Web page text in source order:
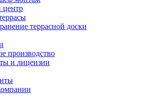
центр
террасной доски
производство
и лицензии